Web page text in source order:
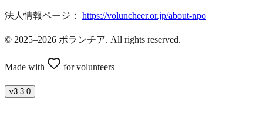
法人情報ページ： https://voluncheer.or.jp/about-npo
© 2025–2026 ボランチア. All rights reserved.
Made with for volunteers
v3.3.0